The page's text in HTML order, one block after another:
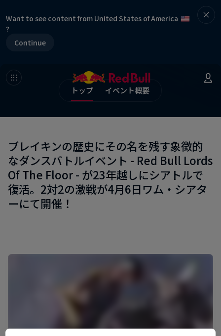
Want to see content from United States of America
?
Continue
トップ イベント概要
ブレイキンの歴史にその名を残す象徴的
なダンスバトルイベント - Red Bull Lords
Of The Floor - が23年越しにシアトルで
復活。2対2の激戦が4月6日ワム・シアタ
ーにて開催！